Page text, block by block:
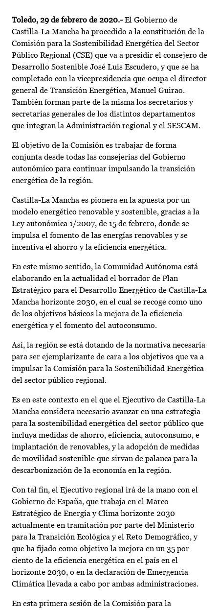
Toledo, 29 de febrero de 2020.- El Gobierno de
Castilla-La Mancha ha procedido a la constitución de la
Comisión para la Sostenibilidad Energética del Sector
Público Regional (CSE) que va a presidir el consejero de
Desarrollo Sostenible José Luis Escudero, y que se ha
completado con la vicepresidencia que ocupa el director
general de Transición Energética, Manuel Guirao.
También forman parte de la misma los secretarios y
secretarias generales de los distintos departamentos
que integran la Administración regional y el SESCAM.
El objetivo de la Comisión es trabajar de forma
conjunta desde todas las consejerías del Gobierno
autonómico para continuar impulsando la transición
energética de la región.
Castilla-La Mancha es pionera en la apuesta por un
modelo energético renovable y sostenible, gracias a la
Ley autonómica 1/2007, de 15 de febrero, donde se
impulsa el fomento de las energías renovables y se
incentiva el ahorro y la eficiencia energética.
En este mismo sentido, la Comunidad Autónoma está
elaborando en la actualidad el borrador de Plan
Estratégico para el Desarrollo Energético de Castilla-La
Mancha horizonte 2030, en el cual se recoge como uno
de los objetivos básicos la mejora de la eficiencia
energética y el fomento del autoconsumo.
Así, la región se está dotando de la normativa necesaria
para ser ejemplarizante de cara a los objetivos que va a
impulsar la Comisión para la Sostenibilidad Energética
del sector público regional.
Es en este contexto en el que el Ejecutivo de Castilla-La
Mancha considera necesario avanzar en una estrategia
para la sostenibilidad energética del sector público que
incluya medidas de ahorro, eficiencia, autoconsumo, e
implantación de renovables, y la adopción de medidas
de movilidad sostenible que sirvan de palanca para la
descarbonización de la economía en la región.
Con tal fin, el Ejecutivo regional irá de la mano con el
Gobierno de España, que trabaja en el Marco
Estratégico de Energía y Clima horizonte 2030
actualmente en tramitación por parte del Ministerio
para la Transición Ecológica y el Reto Demográfico, y
que ha fijado como objetivo la mejora en un 35 por
ciento de la eficiencia energética en el país en el
horizonte 2030, o en la declaración de Emergencia
Climática llevada a cabo por ambas administraciones.
En esta primera sesión de la Comisión para la